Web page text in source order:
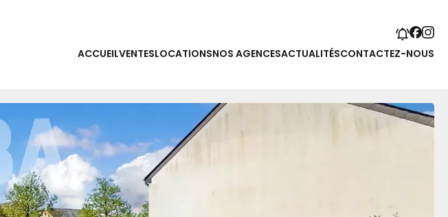
ACCUEILVENTESLOCATIONSNOS AGENCESACTUALITÉSCONTACTEZ-NOUS